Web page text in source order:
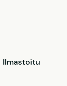
Ilmastoitu